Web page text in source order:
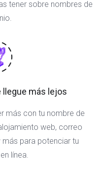
tener sobre nombres de
llegue más lejos
más con tu nombre de
web, correo
para potenciar tu
línea.